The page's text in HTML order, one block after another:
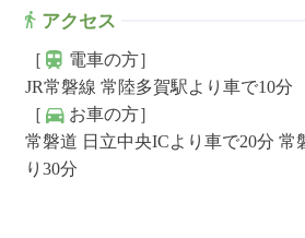
アクセス
［
電車の方］
JR常磐線 常陸多賀駅より車で10分
［
お車の方］
常磐道 日立中央ICより車で20分 常
り30分